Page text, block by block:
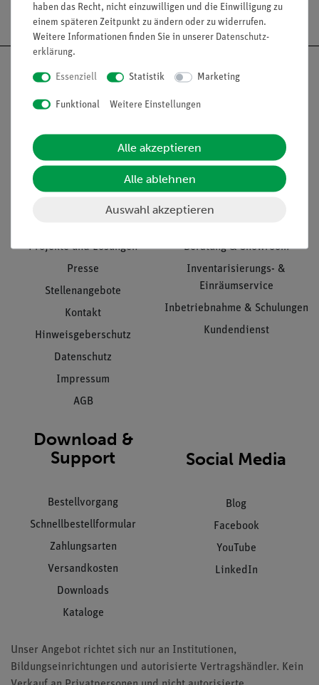
Versandkostenfrei ab 300,- €
Informationen
Projekte und Lösungen
Presse
Stellenangebote
Kontakt
Hinweisgeberschutz
Datenschutz
Impressum
AGB
Beratung & Showroom
Inventarisierungs- &
Einräumservice
Inbetriebnahme & Schulungen
Kundendienst
Download &
Support
Bestellvorgang
Schnellbestellformular
Zahlungsarten
Versandkosten
Downloads
Kataloge
Social Media
Blog
Facebook
YouTube
LinkedIn
Unser Angebot richtet sich nur an Institutionen,
Bildungseinrichtungen und autorisierte Vertragshändler. Kein
haben das Recht, nicht einzuwilligen und die Einwilligung zu
einem späteren Zeitpunkt zu ändern oder zu widerrufen.
Weitere Informationen finden Sie in unserer Daten­schutz­
erklärung.
Essenziell Statistik Marketing
Funktional Weitere Einstellungen
Alle akzeptieren
Alle ablehnen
Auswahl akzeptieren